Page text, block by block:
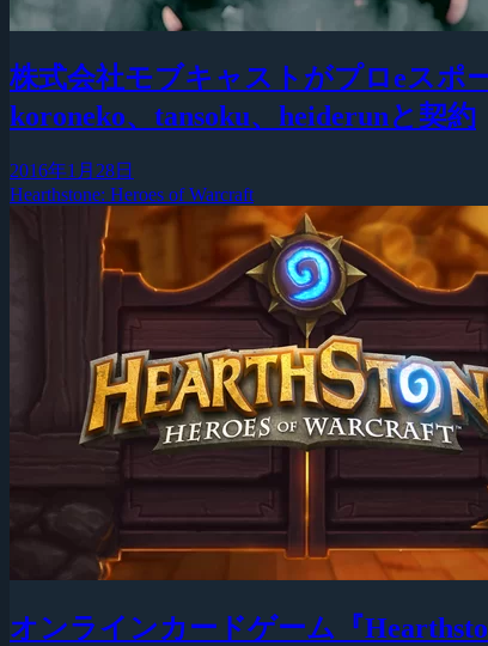
株式会社モブキャストがプロeスポ
koroneko、tansoku、heiderunと契約
2016年1月28日
Hearthstone: Heroes of Warcraft
オンラインカードゲーム『